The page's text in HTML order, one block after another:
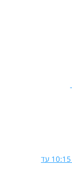
סרטון, זהו זה – על רחב והמרגלים (מדקה 10:15 עד